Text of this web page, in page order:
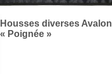
Housses diverses Avalon
« Poignée »